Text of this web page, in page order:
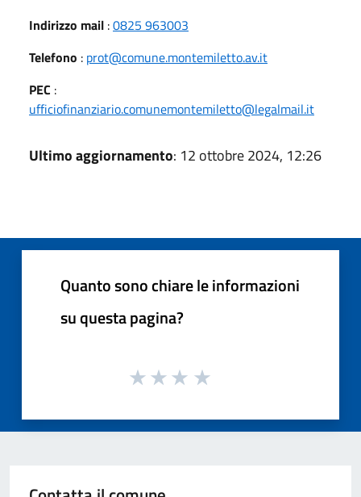
Indirizzo mail :0825 963003
Telefono : prot@comune.montemiletto.av.it
PEC :
ufficiofinanziario.comunemontemiletto@legalmail.it
Ultimo aggiornamento: 12 ottobre 2024, 12:26
Quanto sono chiare le informazioni
su questa pagina?